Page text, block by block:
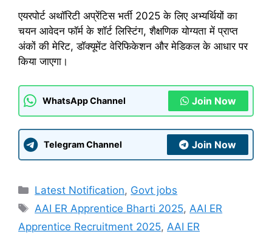
एयरपोर्ट अथॉरिटी अप्रेंटिस भर्ती 2025 के लिए अभ्यर्थियों का
चयन आवेदन फॉर्म के शॉर्ट लिस्टिंग, शैक्षणिक योग्यता में प्राप्त
अंकों की मेरिट, डॉक्यूमेंट वेरिफिकेशन और मेडिकल के आधार पर
किया जाएगा।
WhatsApp Channel Join Now
Telegram Channel Join Now
Categories
Latest Notification, Govt jobs
Tags
AAI ER Apprentice Bharti 2025, AAI ER
Apprentice Recruitment 2025, AAI ER